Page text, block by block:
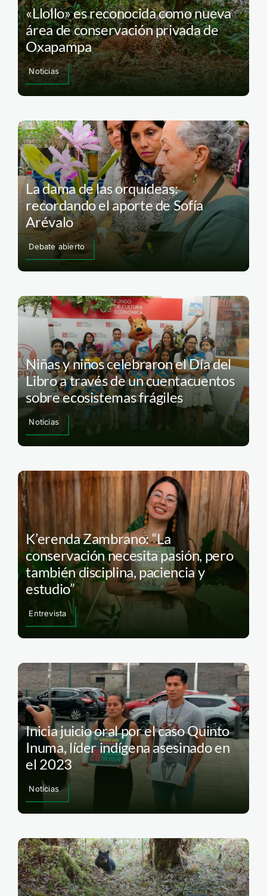
«Llollo» es reconocida como nueva
área de conservación privada de
Oxapampa
Noticias
La dama de las orquídeas:
recordando el aporte de Sofía
Arévalo
Debate abierto
Niñas y niños celebraron el Día del
Libro a través de un cuentacuentos
sobre ecosistemas frágiles
Noticias
K’erenda Zambrano: “La
conservación necesita pasión, pero
también disciplina, paciencia y
estudio”
Entrevista
Inicia juicio oral por el caso Quinto
Inuma, líder indígena asesinado en
el 2023
Noticias